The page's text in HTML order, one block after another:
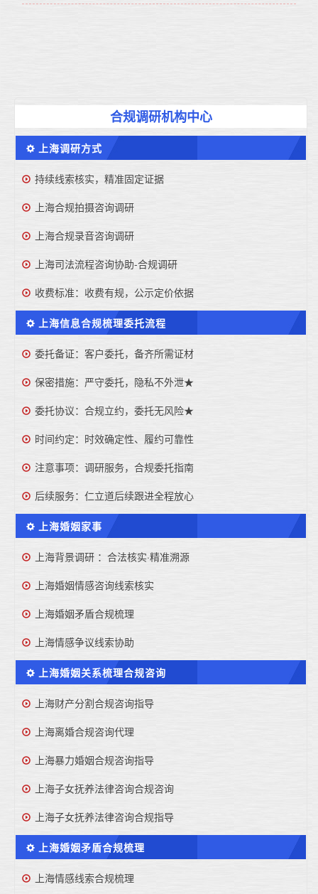
合规调研机构中心
上海调研方式
持续线索核实，精准固定证据
上海合规拍摄咨询调研
上海合规录音咨询调研
上海司法流程咨询协助-合规调研
收费标准：收费有规，公示定价依据
上海信息合规梳理委托流程
委托备证：客户委托，备齐所需证材
保密措施：严守委托，隐私不外泄★
委托协议：合规立约，委托无风险★
时间约定：时效确定性、履约可靠性
注意事项：调研服务，合规委托指南
后续服务：仁立道后续跟进全程放心
上海婚姻家事
上海背景调研 ：合法核实·精准溯源
上海婚姻情感咨询线索核实
上海婚姻矛盾合规梳理
上海情感争议线索协助
上海婚姻关系梳理合规咨询
上海财产分割合规咨询指导
上海离婚合规咨询代理
上海暴力婚姻合规咨询指导
上海子女抚养法律咨询合规咨询
上海子女抚养法律咨询合规指导
上海婚姻矛盾合规梳理
上海情感线索合规梳理